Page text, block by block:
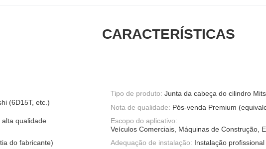
CARACTERÍSTICAS
(6D15T, etc.)
Tipo de produto: Junta da cabeça do cilindro
Nota de qualidade: Pós-venda Premium
qualidade
Escopo do aplicativo:
Veículos Comerciais, Máquinas de Construção,
do fabricante) Adequação de instalação: Instalação